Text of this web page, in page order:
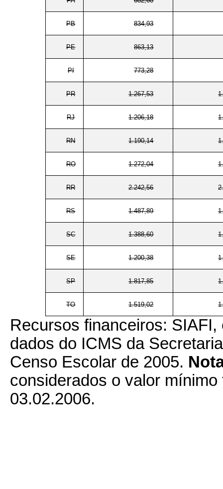
PB 834,93
PE 863,13
PI 773,28
PR 1.267,53
RJ 1.206,18
RN 1.190,14
RO 1.272,04
RR 2.242,56
RS 1.487,89
SC 1.388,60
SE 1.200,38
SP 1.817,85
TO 1.519,02
Recursos financeiros:
dados do ICMS da
Censo Escolar de 2005.
considerados o valor
03.02.2006.